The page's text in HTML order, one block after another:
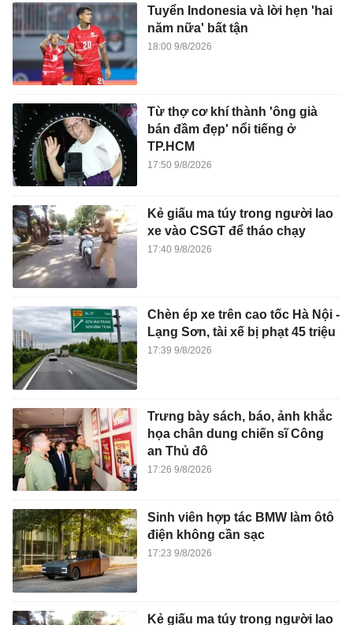
Tuyển Indonesia và lời hẹn 'hai
năm nữa' bất tận
18:00 9/8/2026
Từ thợ cơ khí thành 'ông già
bán đầm đẹp' nổi tiếng ở
TP.HCM
17:50 9/8/2026
Kẻ giấu ma túy trong người lao
xe vào CSGT để tháo chạy
17:40 9/8/2026
Chèn ép xe trên cao tốc Hà Nội -
Lạng Sơn, tài xế bị phạt 45 triệu
17:39 9/8/2026
Trưng bày sách, báo, ảnh khắc
họa chân dung chiến sĩ Công
an Thủ đô
17:26 9/8/2026
Sinh viên hợp tác BMW làm ôtô
điện không cần sạc
17:23 9/8/2026
Kẻ giấu ma túy trong người lao